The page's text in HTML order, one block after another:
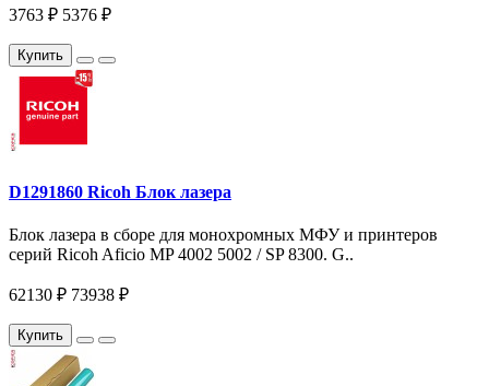
3763 ₽ 5376 ₽
Купить
D1291860 Ricoh Блок лазера
Блок лазера в сборе для монохромных МФУ и принтеров
серий Ricoh Aficio MP 4002 5002 / SP 8300. G..
62130 ₽ 73938 ₽
Купить